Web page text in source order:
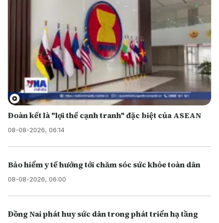
Đoàn kết là "lợi thế cạnh tranh" đặc biệt của ASEAN
08-08-2026, 06:14
Bảo hiểm y tế hướng tới chăm sóc sức khỏe toàn dân
08-08-2026, 06:00
Đồng Nai phát huy sức dân trong phát triển hạ tầng